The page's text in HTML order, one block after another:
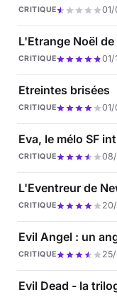
CRITIQUE
L'Etrange Noël
CRITIQUE
Etreintes brisées
CRITIQUE
Eva, le mélo SF
CRITIQUE 08/
L'Eventreur de
CRITIQUE
Evil Angel : un
CRITIQUE
Evil Dead - la